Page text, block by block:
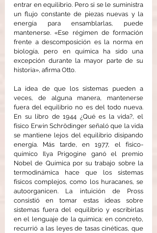
entrar en equilibrio. Pero si se le suministra
un flujo constante de piezas nuevas y la
energía para ensamblarlas, puede
mantenerse. «Ese régimen de formación
frente a descomposición es la norma en
biología, pero en química ha sido una
excepción durante la mayor parte de su
historia», afirma Otto.
La idea de que los sistemas pueden a
veces, de alguna manera, mantenerse
fuera del equilibrio no es del todo nueva.
En su libro de 1944 ¿Qué es la vida?, el
físico Erwin Schrödinger señaló que la vida
se mantiene lejos del equilibrio disipando
energía. Más tarde, en 1977, el físico-
químico Ilya Prigogine ganó el premio
Nobel de Química por su trabajo sobre la
termodinámica hace que los sistemas
físicos complejos, como los huracanes, se
autoorganicen. La intuición de Pross
consistió en tomar estas ideas sobre
sistemas fuera del equilibrio y escribirlas
en el lenguaje de la química: en concreto,
recurrió a las leyes de tasas cinéticas, que